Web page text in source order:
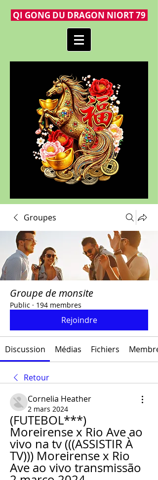
QI GONG DU DRAGON NIORT 79
Groupes
Groupe de monsite
Public · 194 membres
Rejoindre
Discussion Médias Fichiers
Retour
Cornelia Heather
2 mars 2024
(FUTEBOL***)
Moreirense x Rio Ave ao
vivo na tv (((ASSISTIR À
TV))) Moreirense x Rio
Ave ao vivo transmissão